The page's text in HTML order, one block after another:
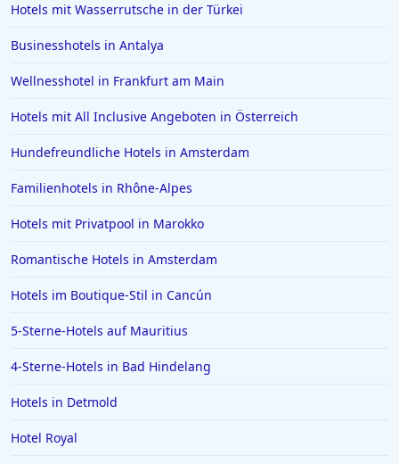
Hotels in Wiesbaden
Hotels in Essen
Hotels in Griechenland
Hotels in Greifswald
Hotels in Deidesheim
Hotels in Bad Homburg vor der Höhe
Hotels in Neuss
Hotels in Ägypten
Hotels in Varadero
Hotels in der Toskana
Hotels mit Wasserrutsche in der Türkei
Businesshotels in Antalya
Wellnesshotel in Frankfurt am Main
Hotels mit All Inclusive Angeboten in Österreich
Hundefreundliche Hotels in Amsterdam
Familienhotels in Rhône-Alpes
Hotels mit Privatpool in Marokko
Romantische Hotels in Amsterdam
Hotels im Boutique-Stil in Cancún
5-Sterne-Hotels auf Mauritius
4-Sterne-Hotels in Bad Hindelang
Hotels in Detmold
Hotel Royal